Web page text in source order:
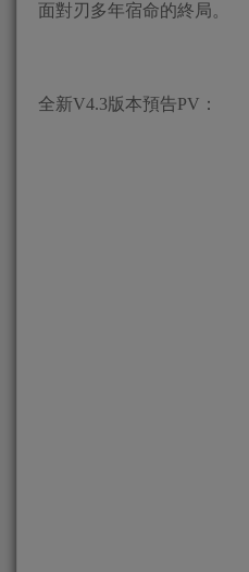
面對刃多年宿命的終局。
全新V4.3版本預告PV：